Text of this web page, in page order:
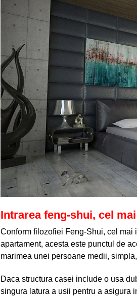
Intrarea feng-shui, cel
Conform filozofiei Feng-Shui, cel mai
apartament, acesta este punctul de
marimea unei persoane medii,
Daca structura casei include o usa
singura latura a usii pentru a asigura